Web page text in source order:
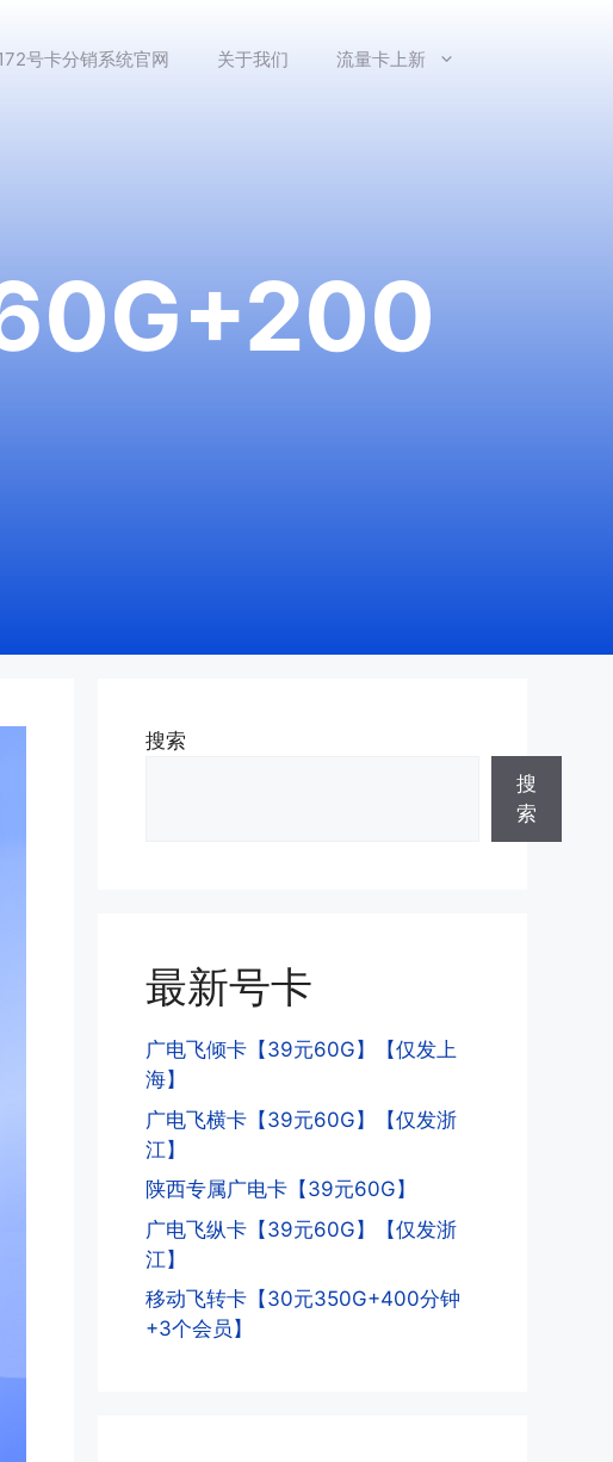
号卡分销系统官网 关于我们 流量卡上新
搜索
搜
索
最新号卡
广电飞倾卡【39元60G】【仅发上
海】
广电飞横卡【39元60G】【仅发浙
江】
陕西专属广电卡【39元60G】
广电飞纵卡【39元60G】【仅发浙
江】
移动飞转卡【30元350G+400分钟
+3个会员】